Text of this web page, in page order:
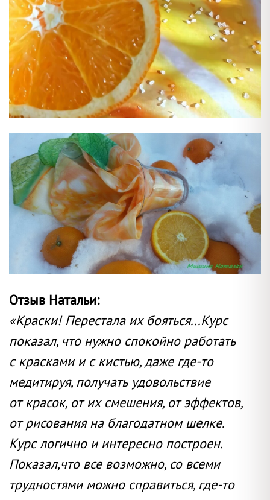
Отзыв Натальи:
«Краски! Перестала их бояться...Курс
показал, что нужно спокойно работать
с красками и с кистью, даже где-то
медитируя, получать удовольствие
от красок, от их смешения, от эффектов,
от рисования на благодатном шелке.
Курс логично и интересно построен.
Показал,что все возможно, со всеми
трудностями можно справиться, где-то